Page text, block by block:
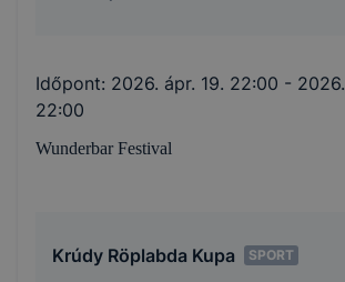
Időpont: 2026. ápr. 19. 22:00 -
22:00
Wunderbar Festival
Krúdy Röplabda Kupa SPORT